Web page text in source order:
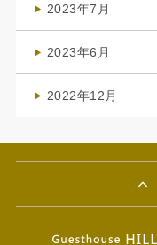
2023年7月
2023年6月
2022年12月